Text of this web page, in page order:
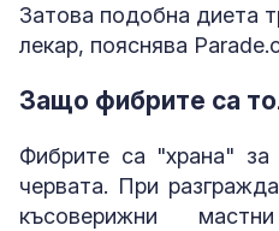
Затова подобна диета
лекар, пояснява
Защо фибрите са
Фибрите са "храна" за
червата. При
късоверижни